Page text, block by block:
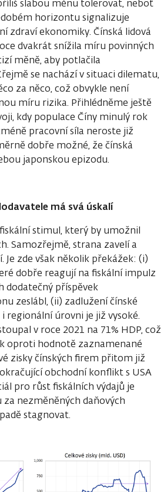
slabou měnu tolerovat, neboť
horizontu signalizuje
zdraví ekonomiky. Čínská lidová
dvakrát snížila míru povinných
měně, aby potlačila
se nachází v situaci dilematu,
za něco, což obvykle není
míru rizika. Přihlédněme ještě
kdy populace Číny minulý rok
pracovní síla neroste již
dobře možné, že čínská
japonskou epizodu.
má svá úskalí
stimul, který by umožnil
Samozřejmě, strana zavelí a
Je zde však několik překážek: (i)
dobře reagují na fiskální impulz
dodatečný příspěvek
zeslábl, (ii) zadlužení čínské
regionální úrovni je již vysoké.
v roce 2021 na 71% HDP, což
oproti hodnotě zaznamenané
zisky čínských firem přitom již
obchodní konflikt s USA
pro růst fiskálních výdajů je
nezměněných daňových
stagnovat.